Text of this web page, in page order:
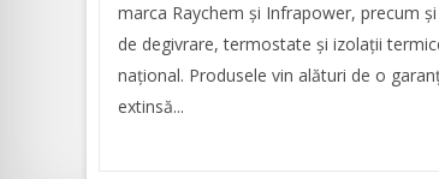
marca Raychem și Infrapower, precum
de degivrare, termostate și izolații
național. Produsele vin alături de o
extinsă...